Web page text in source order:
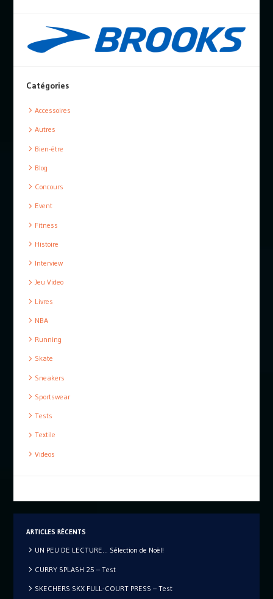
Catégories
Accessoires
Autres
Bien-être
Blog
Concours
Event
Fitness
Histoire
Interview
Jeu Video
Livres
NBA
Running
Skate
Sneakers
Sportswear
Tests
Textile
Videos
ARTICLES RÉCENTS
UN PEU DE LECTURE… Sélection de Noël!
CURRY SPLASH 25 – Test
SKECHERS SKX FULL-COURT PRESS – Test